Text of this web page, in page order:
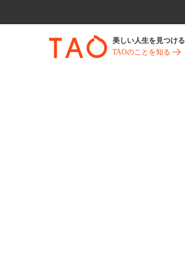
美しい人生を見つける
TAOのことを知る